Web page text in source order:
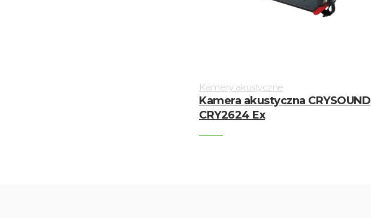
Kamery akustyczne
Kamera akustyczna CRYSOUND
CRY2624 Ex